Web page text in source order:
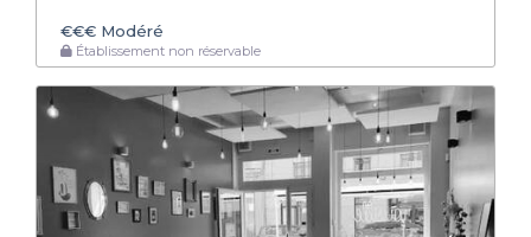
€€€ Modéré
Établissement non réservable